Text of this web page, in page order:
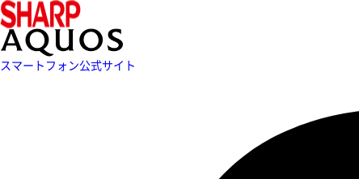
スマートフォン公式サイト